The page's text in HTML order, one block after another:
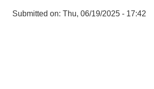
Submitted on: Thu, 06/19/2025 - 17:42